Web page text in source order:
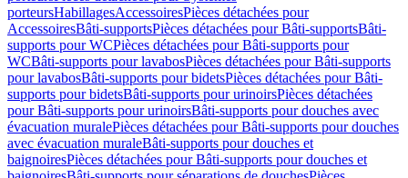
porteursHabillagesAccessoiresPièces détachées pour
AccessoiresBâti-supportsPièces détachées pour Bâti-supportsBâti-
supports pour WCPièces détachées pour Bâti-supports pour
WCBâti-supports pour lavabosPièces détachées pour Bâti-supports
pour lavabosBâti-supports pour bidetsPièces détachées pour Bâti-
supports pour bidetsBâti-supports pour urinoirsPièces détachées
pour Bâti-supports pour urinoirsBâti-supports pour douches avec
évacuation muralePièces détachées pour Bâti-supports pour douches
avec évacuation muraleBâti-supports pour douches et
baignoiresPièces détachées pour Bâti-supports pour douches et